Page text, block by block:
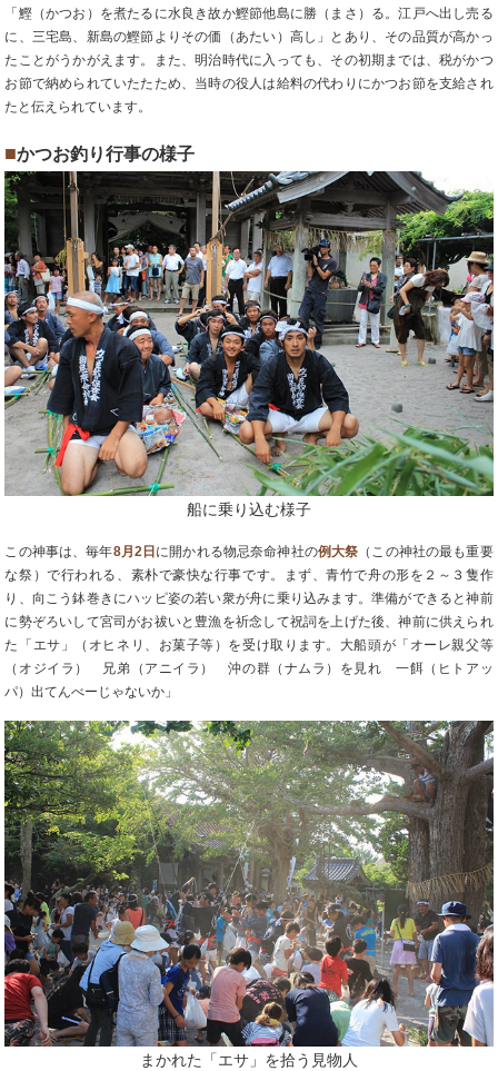
「鰹（かつお）を煮たるに水良き故か鰹節他島に勝（まさ）る。江戸へ出し売る
に、三宅島、新島の鰹節よりその価（あたい）高し」とあり、その品質が高かっ
たことがうかがえます。また、明治時代に入っても、その初期までは、税がかつ
お節で納められていたたため、当時の役人は給料の代わりにかつお節を支給され
たと伝えられています。
■かつお釣り行事の様子
船に乗り込む様子
この神事は、毎年8月2日 に開かれる物忌奈命神社の例大祭 （この神社の最も重要
な祭）で行われる、素朴で豪快な行事です。まず、青竹で舟の形を２～３隻作
り、向こう鉢巻きにハッピ姿の若い衆が舟に乗り込みます。準備ができると神前
に勢ぞろいして宮司がお祓いと豊漁を祈念して祝詞を上げた後、神前に供えられ
た「エサ」（オヒネリ、お菓子等）を受け取ります。大船頭が「オーレ親父等
（オジイラ） 兄弟（アニイラ） 沖の群（ナムラ）を見れ 一餌（ヒトアッ
パ）出てんべーじゃないか」
まかれた「エサ」を拾う見物人